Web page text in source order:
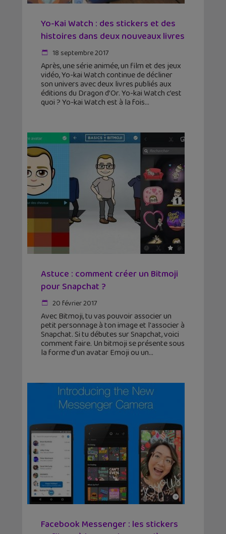
Yo-Kai Watch : des stickers et des
histoires dans deux nouveaux livres
18 septembre 2017
Après, une série animée, un film et des jeux
vidéo, Yo-kai Watch continue de décliner
son univers avec deux livres publiés aux
éditions du Dragon d’Or. Yo-kai Watch c’est
quoi ? Yo-kai Watch est à la fois
Astuce : comment créer un Bitmoji
pour Snapchat ?
20 février 2017
Avec Bitmoji, tu vas pouvoir associer un
petit personnage à ton image et l'associer à
Snapchat. Si tu débutes sur Snapchat, voici
comment faire. Un bitmoji se présente sous
la forme d'un avatar Emoji ou un
Facebook Messenger : les stickers